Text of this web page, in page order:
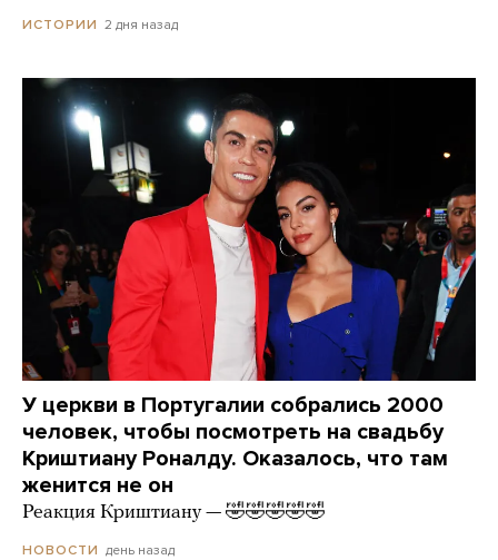
ИСТОРИИ 2 дня назад
У церкви в Португалии собрались 2000
человек, чтобы посмотреть на свадьбу
Криштиану Роналду. Оказалось, что там
женится не он
Реакция Криштиану — 🤣🤣🤣🤣🤣
НОВОСТИ день назад